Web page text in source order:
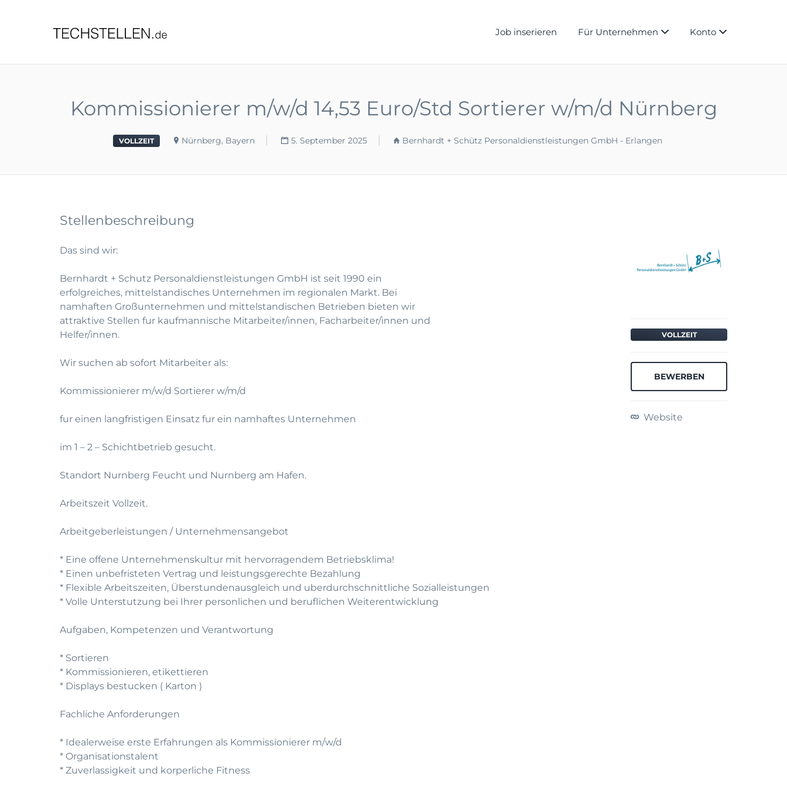
Job inserieren Für Unternehmen Konto
Kommissionierer m/w/d 14,53 Euro/Std Sortierer w/m/d Nürnberg
VOLLZEIT Nürnberg, Bayern 5. September 2025 Bernhardt + Schütz Personaldienstleistungen GmbH - Erlangen
Stellenbeschreibung
Das sind wir:
Bernhardt + Schutz Personaldienstleistungen GmbH ist seit 1990 ein
erfolgreiches, mittelstandisches Unternehmen im regionalen Markt. Bei
namhaften Großunternehmen und mittelstandischen Betrieben bieten wir
attraktive Stellen fur kaufmannische Mitarbeiter/innen, Facharbeiter/innen und
Helfer/innen.
Wir suchen ab sofort Mitarbeiter als:
Kommissionierer m/w/d Sortierer w/m/d
fur einen langfristigen Einsatz fur ein namhaftes Unternehmen
im 1 – 2 – Schichtbetrieb gesucht.
Standort Nurnberg Feucht und Nurnberg am Hafen.
Arbeitszeit Vollzeit.
Arbeitgeberleistungen / Unternehmensangebot
* Eine offene Unternehmenskultur mit hervorragendem Betriebsklima!
* Einen unbefristeten Vertrag und leistungsgerechte Bezahlung
* Flexible Arbeitszeiten, Überstundenausgleich und uberdurchschnittliche Sozialleistungen
* Volle Unterstutzung bei Ihrer personlichen und beruflichen Weiterentwicklung
Aufgaben, Kompetenzen und Verantwortung
* Sortieren
* Kommissionieren, etikettieren
* Displays bestucken ( Karton )
Fachliche Anforderungen
* Idealerweise erste Erfahrungen als Kommissionierer m/w/d
* Organisationstalent
* Zuverlassigkeit und korperliche Fitness
VOLLZEIT
BEWERBEN
Website